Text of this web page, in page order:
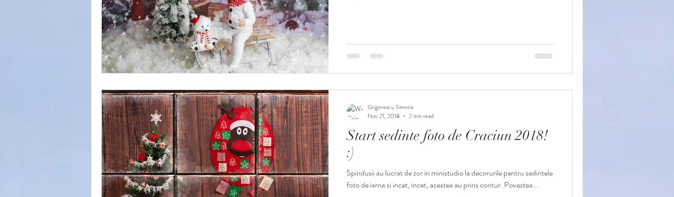
Start sedinte foto de Craciun 2018!
:)
Spiridusii au lucrat de zor in ministudio la decorurile pentru sedintele
foto de iarna si incet, incet, acestea au prins contur. Povestea...
Grigorescu Simona
Nov 21, 2018
2 min read